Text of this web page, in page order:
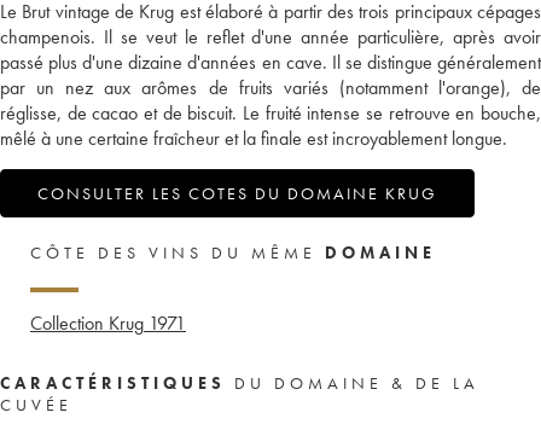
Le Brut vintage de Krug est élaboré à partir des trois principaux cépages
champenois. Il se veut le reflet d'une année particulière, après avoir
passé plus d'une dizaine d'années en cave. Il se distingue généralement
par un nez aux arômes de fruits variés (notamment l'orange), de
réglisse, de cacao et de biscuit. Le fruité intense se retrouve en bouche,
mêlé à une certaine fraîcheur et la finale est incroyablement longue.
CONSULTER LES COTES DU DOMAINE KRUG
CÔTE DES VINS DU MÊME DOMAINE
Collection Krug 1971
CARACTÉRISTIQUES
DU DOMAINE & DE LA
CUVÉE